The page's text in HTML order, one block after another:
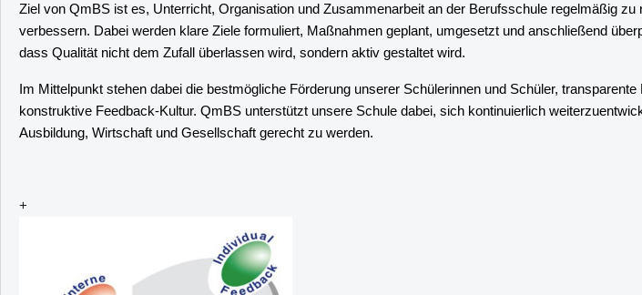
Ziel von QmBS ist es, Unterricht, Organisation und Zusammenarbeit an der Berufsschule regelmäßig zu
verbessern. Dabei werden klare Ziele formuliert, Maßnahmen geplant, umgesetzt und anschließend
dass Qualität nicht dem Zufall überlassen wird, sondern aktiv gestaltet wird.
Im Mittelpunkt stehen dabei die bestmögliche Förderung unserer Schülerinnen und Schüler,
konstruktive Feedback-Kultur. QmBS unterstützt unsere Schule dabei, sich kontinuierlich
Ausbildung, Wirtschaft und Gesellschaft gerecht zu werden.
+